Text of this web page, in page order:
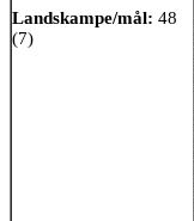
Landskampe/mål: 48
(7)